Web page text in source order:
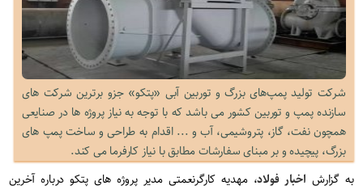
شرکت تولید پمپ‌های بزرگ و توربین آبی «پتکو» جزو برترین شرکت های
سازنده پمپ و توربین کشور می باشد که با توجه به نیاز پروژه ها در صنایعی
همچون نفت، گاز، پتروشیمی، آب و ... اقدام به طراحی و ساخت پمپ های
بزرگ، پیچیده و بر مبنای سفارشات مطابق با نیاز کارفرما می کند.
به گزارش اخبار فولاد، مهدیه کارگرنعمتی مدیر پروژه های پتکو درباره آخرین